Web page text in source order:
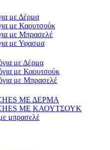
με Δέρμα
με Καουτσούκ
με Μπρασελέ
με Υφασμα
με Δέρμα
με Καουτσούκ
με Μπρασελέ
ΜΕ ΔΕΡΜΑ
ΜΕ ΚΑΟΥΤΣΟΥΚ
μπρασελέ